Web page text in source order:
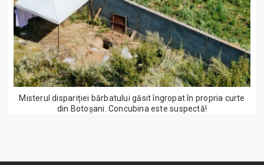
Misterul dispariției bărbatului găsit îngropat în propria curte
din Botoșani. Concubina este suspectă!